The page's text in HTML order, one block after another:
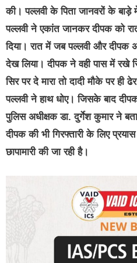
की। पल्लवी के पिता जानवरों के
पल्लवी ने एकांत जानकर दीपक को
दिया। रात में जब पल्लवी और दीपक
देख लिया। दीपक ने वही पास में रखे
सिर पर दे मारा तो दादी मौके पर
पल्लवी ने हाथ धोए। जिसके बाद
पुलिस अधीक्षक डा. दुर्गेश कुमार ने
दीपक की भी गिरफ्तारी के लिए
छापामारी की जा रही है।